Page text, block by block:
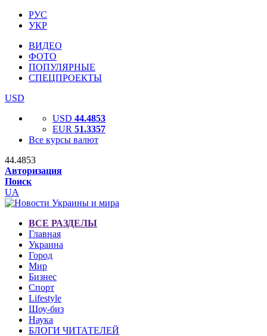
РУС
УКР
ВИДЕО
ФОТО
ПОПУЛЯРНЫЕ
СПЕЦПРОЕКТЫ
USD
USD 44.4853
EUR 51.3357
Все курсы валют
44.4853
Авторизация
Поиск
UA
ВСЕ РАЗДЕЛЫ
Главная
Украина
Город
Мир
Бизнес
Спорт
Lifestyle
Шоу-биз
Наука
БЛОГИ ЧИТАТЕЛЕЙ